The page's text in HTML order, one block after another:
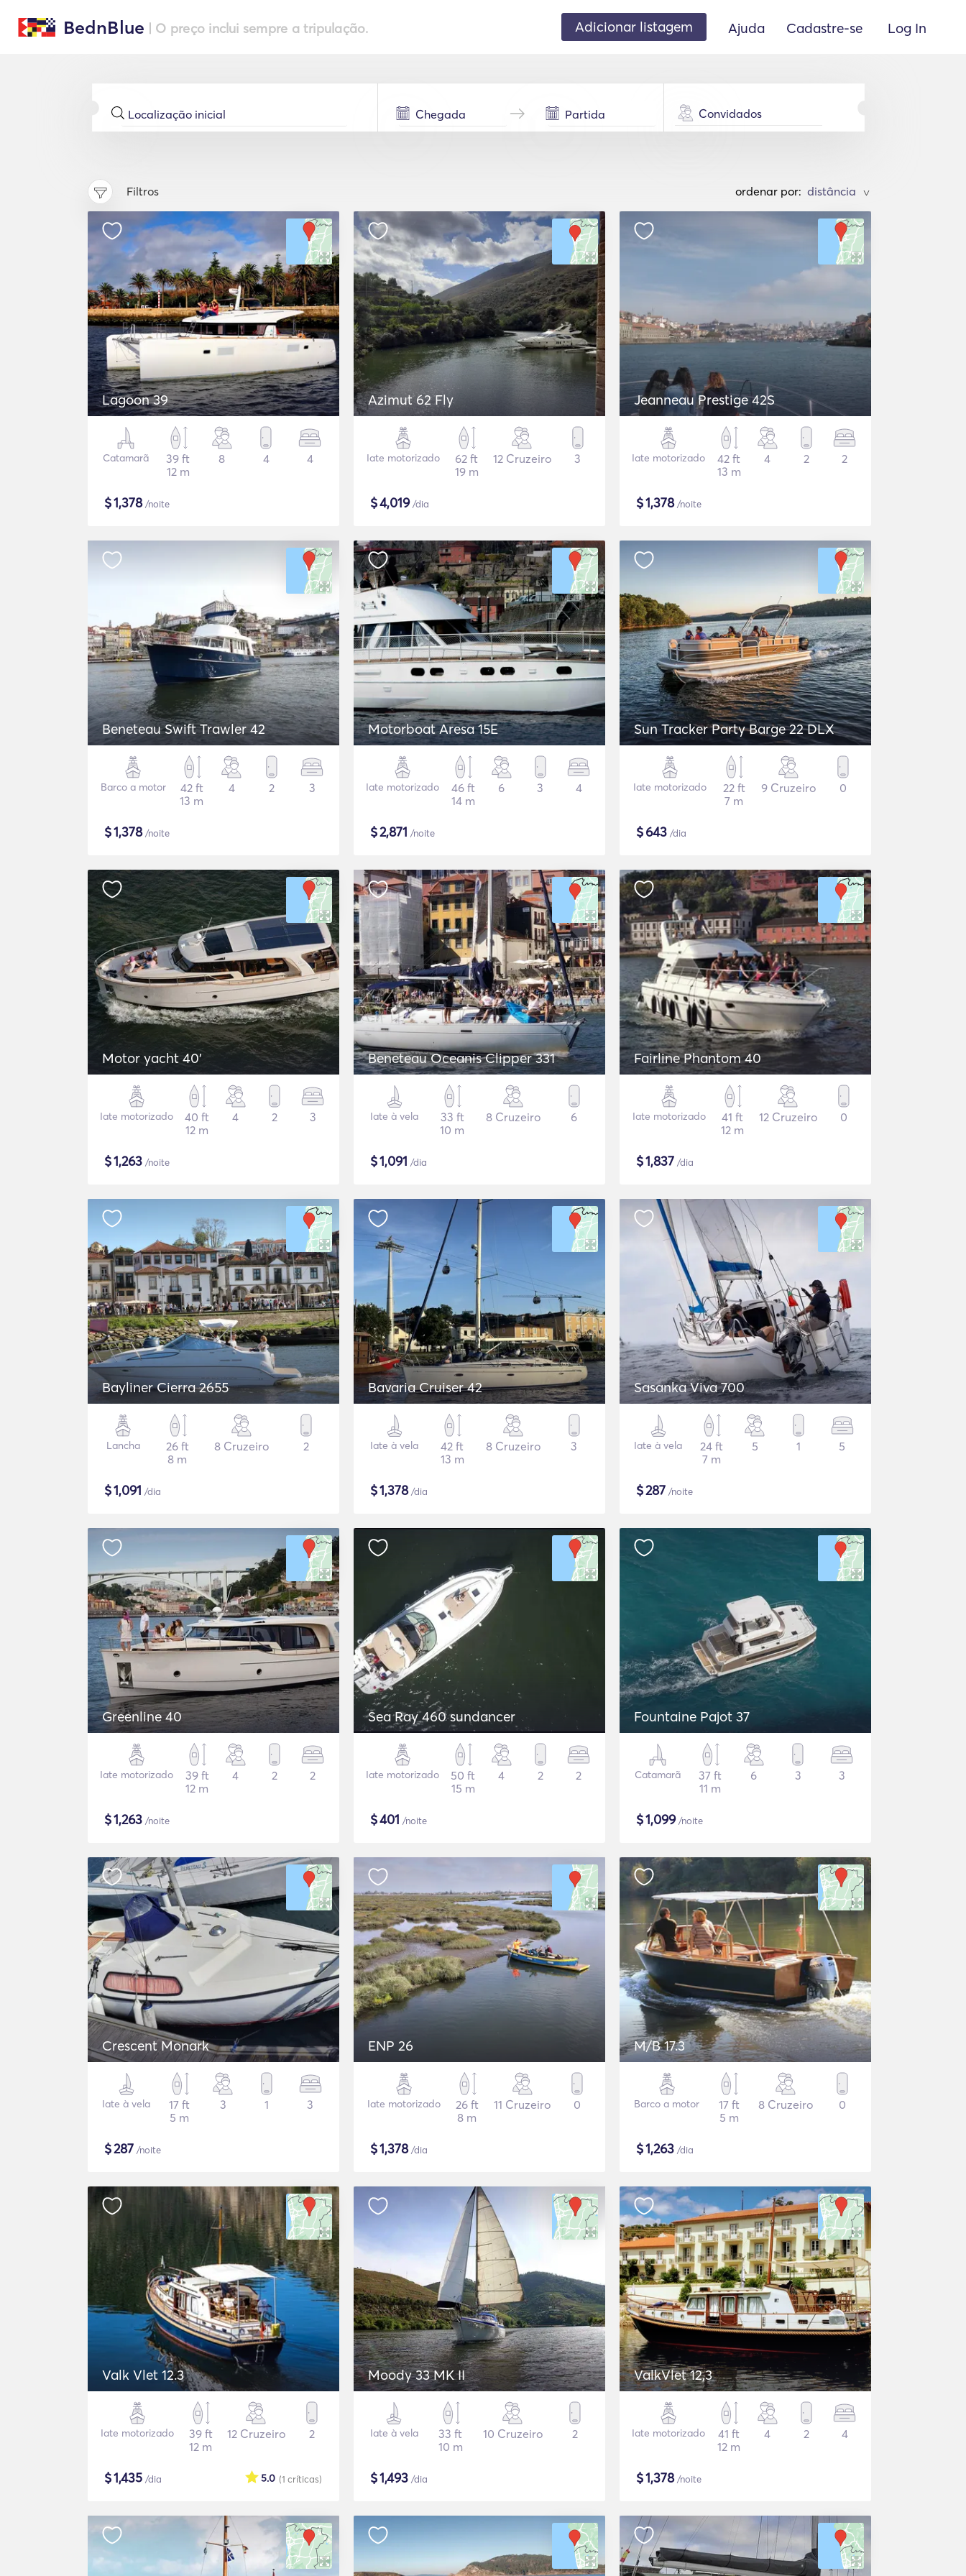
BednBlue | O preço inclui sempre a tripulação. Adicionar listagem Ajuda Cadastre-se Log In
Convidados
Filtros ordenar por: >
Lagoon 39
Catamarã
39 ft
12 m
8 4 4
$1,378/noite
Azimut 62 Fly
Iate motorizado
62 ft
19 m
12 Cruzeiro 3
$4,019/dia
Jeanneau Prestige 42S
Iate motorizado
42 ft
13 m
4 2 2
$1,378/noite
Beneteau Swift Trawler 42
Barco a motor
42 ft
13 m
4 2 3
$1,378/noite
Motorboat Aresa 15E
Iate motorizado
46 ft
14 m
6 3 4
$2,871 /noite
Sun Tracker Party Barge 22 DLX
Iate motorizado
22 ft
7 m
9 Cruzeiro 0
$643 /dia
Motor yacht 40'
Iate motorizado
40 ft
12 m
4 2 3
$1,263 /noite
Beneteau Oceanis Clipper 331
Iate à vela
33 ft
10 m
8 Cruzeiro 6
$1,091 /dia
Fairline Phantom 40
Iate motorizado
41 ft
12 m
12 Cruzeiro 0
$1,837 /dia
Bayliner Cierra 2655
Lancha
26 ft
8 m
8 Cruzeiro 2
$1,091 /dia
Bavaria Cruiser 42
Iate à vela
42 ft
13 m
8 Cruzeiro 3
$1,378/dia
Sasanka Viva 700
Iate à vela
24 ft
7 m
5 1 5
$287 /noite
Greenline 40
Iate motorizado
39 ft
12 m
4 2 2
$1,263 /noite
Sea Ray 460 sundancer
Iate motorizado
50 ft
15 m
4 2 2
$401 /noite
Fountaine Pajot 37
Catamarã
37 ft
11 m
6 3 3
$1,099/noite
Crescent Monark
Iate à vela
17 ft
5 m
3 1 3
$287 /noite
ENP 26
Iate motorizado
26 ft
8 m
11 Cruzeiro 0
$1,378/dia
M/B 17.3
Barco a motor
17 ft
5 m
8 Cruzeiro 0
$1,263 /dia
Valk Vlet 12.3
Iate motorizado
39 ft
12 m
12 Cruzeiro 2
$1,435 /dia (1 críticas)
5.0
Moody 33 MK II
Iate à vela
33 ft
10 m
10 Cruzeiro 2
$1,493 /dia
ValkVlet 12,3
Iate motorizado
41 ft
12 m
4 2 4
$1,378/noite